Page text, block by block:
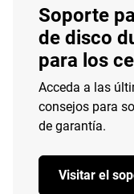
Soporte
de disco
para los
Acceda a las
consejos para
de garantía.
Visitar el